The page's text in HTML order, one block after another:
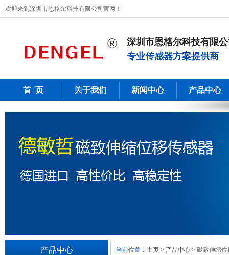
欢迎来到深圳市恩格尔科技有限公司官网！
深圳市恩格尔科技有限
专业传感器方案提供商
首 页 关于我们 新闻中心 产品中心
产品中心 当前位置： 主页 > 产品中心 > 磁致伸缩